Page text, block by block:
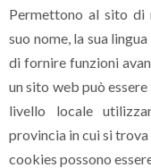
Permettono al sito di
suo nome, la sua
di fornire funzioni
un sito web può
livello locale
provincia in cui si
cookies possono